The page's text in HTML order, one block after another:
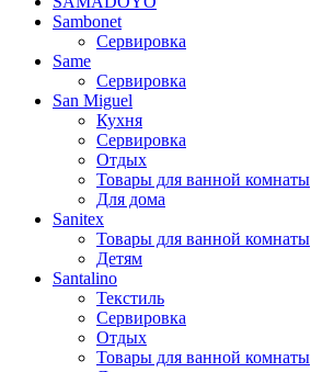
Sambonet
Сервировка
Same
Сервировка
San Miguel
Кухня
Сервировка
Отдых
Товары для ванной комнаты
Для дома
Sanitex
Товары для ванной комнаты
Детям
Santalino
Текстиль
Сервировка
Отдых
Товары для ванной комнаты